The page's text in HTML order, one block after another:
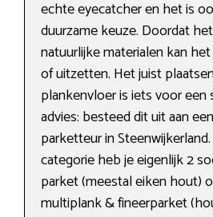
echte eyecatcher en het is
duurzame keuze. Doordat
natuurlijke materialen kan
of uitzetten. Het juist
plankenvloer is iets voor een
advies: besteed dit uit aan
parketteur in
categorie heb je eigenlijk 2
parket (meestal eiken hout)
multiplank & fineerparket